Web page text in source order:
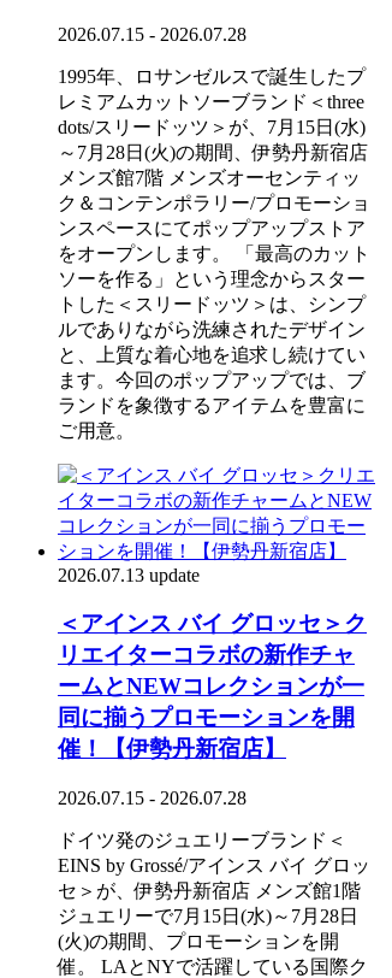
2026.07.15 - 2026.07.28
1995年、ロサンゼルスで誕生したプ
レミアムカットソーブランド＜three
dots/スリードッツ＞が、7月15日(水)
～7月28日(火)の期間、伊勢丹新宿店
メンズ館7階 メンズオーセンティッ
ク＆コンテンポラリー/プロモーショ
ンスペースにてポップアップストア
をオープンします。 「最高のカット
ソーを作る」という理念からスター
トした＜スリードッツ＞は、シンプ
ルでありながら洗練されたデザイン
と、上質な着心地を追求し続けてい
ます。今回のポップアップでは、ブ
ランドを象徴するアイテムを豊富に
ご用意。
2026.07.13 update
＜アインス バイ グロッセ＞ク
リエイターコラボの新作チャ
ームとNEWコレクションが一
同に揃うプロモーションを開
催！【伊勢丹新宿店】
2026.07.15 - 2026.07.28
ドイツ発のジュエリーブランド＜
EINS by Grossé/アインス バイ グロッ
セ＞が、伊勢丹新宿店 メンズ館1階
ジュエリーで7月15日(水)～7月28日
(火)の期間、プロモーションを開
催。 LAとNYで活躍している国際ク